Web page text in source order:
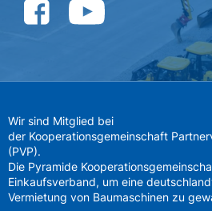
Wir sind Mitglied bei
der Kooperationsgemeinschaft
(PVP).
Die Pyramide
Einkaufsverband, um eine
Vermietung von Baumaschinen zu